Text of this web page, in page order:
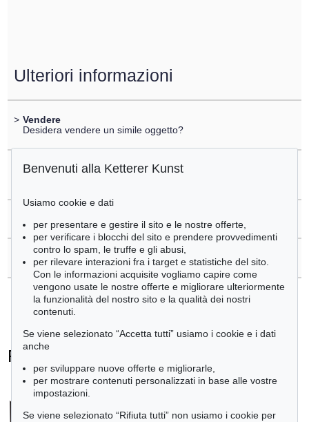
Ulteriori informazioni
> Vendere
Desidera vendere un simile oggetto?
Registrare di
Contattare esperti
Rupprecht Geiger - Ogetti venduti
tute le offerte
Benvenuti alla Ketterer Kunst
Usiamo cookie e dati
per presentare e gestire il sito e le nostre offerte,
per verificare i blocchi del sito e prendere provvedimenti
contro lo spam, le truffe e gli abusi,
per rilevare interazioni fra i target e statistiche del sito.
Con le informazioni acquisite vogliamo capire come
vengono usate le nostre offerte e migliorare ulteriormente
la funzionalità del nostro sito e la qualità dei nostri
contenuti.
Se viene selezionato “Accetta tutti” usiamo i cookie e i dati
anche
per sviluppare nuove offerte e migliorarle,
per mostrare contenuti personalizzati in base alle vostre
impostazioni.
Se viene selezionato “Rifiuta tutti” non usiamo i cookie per